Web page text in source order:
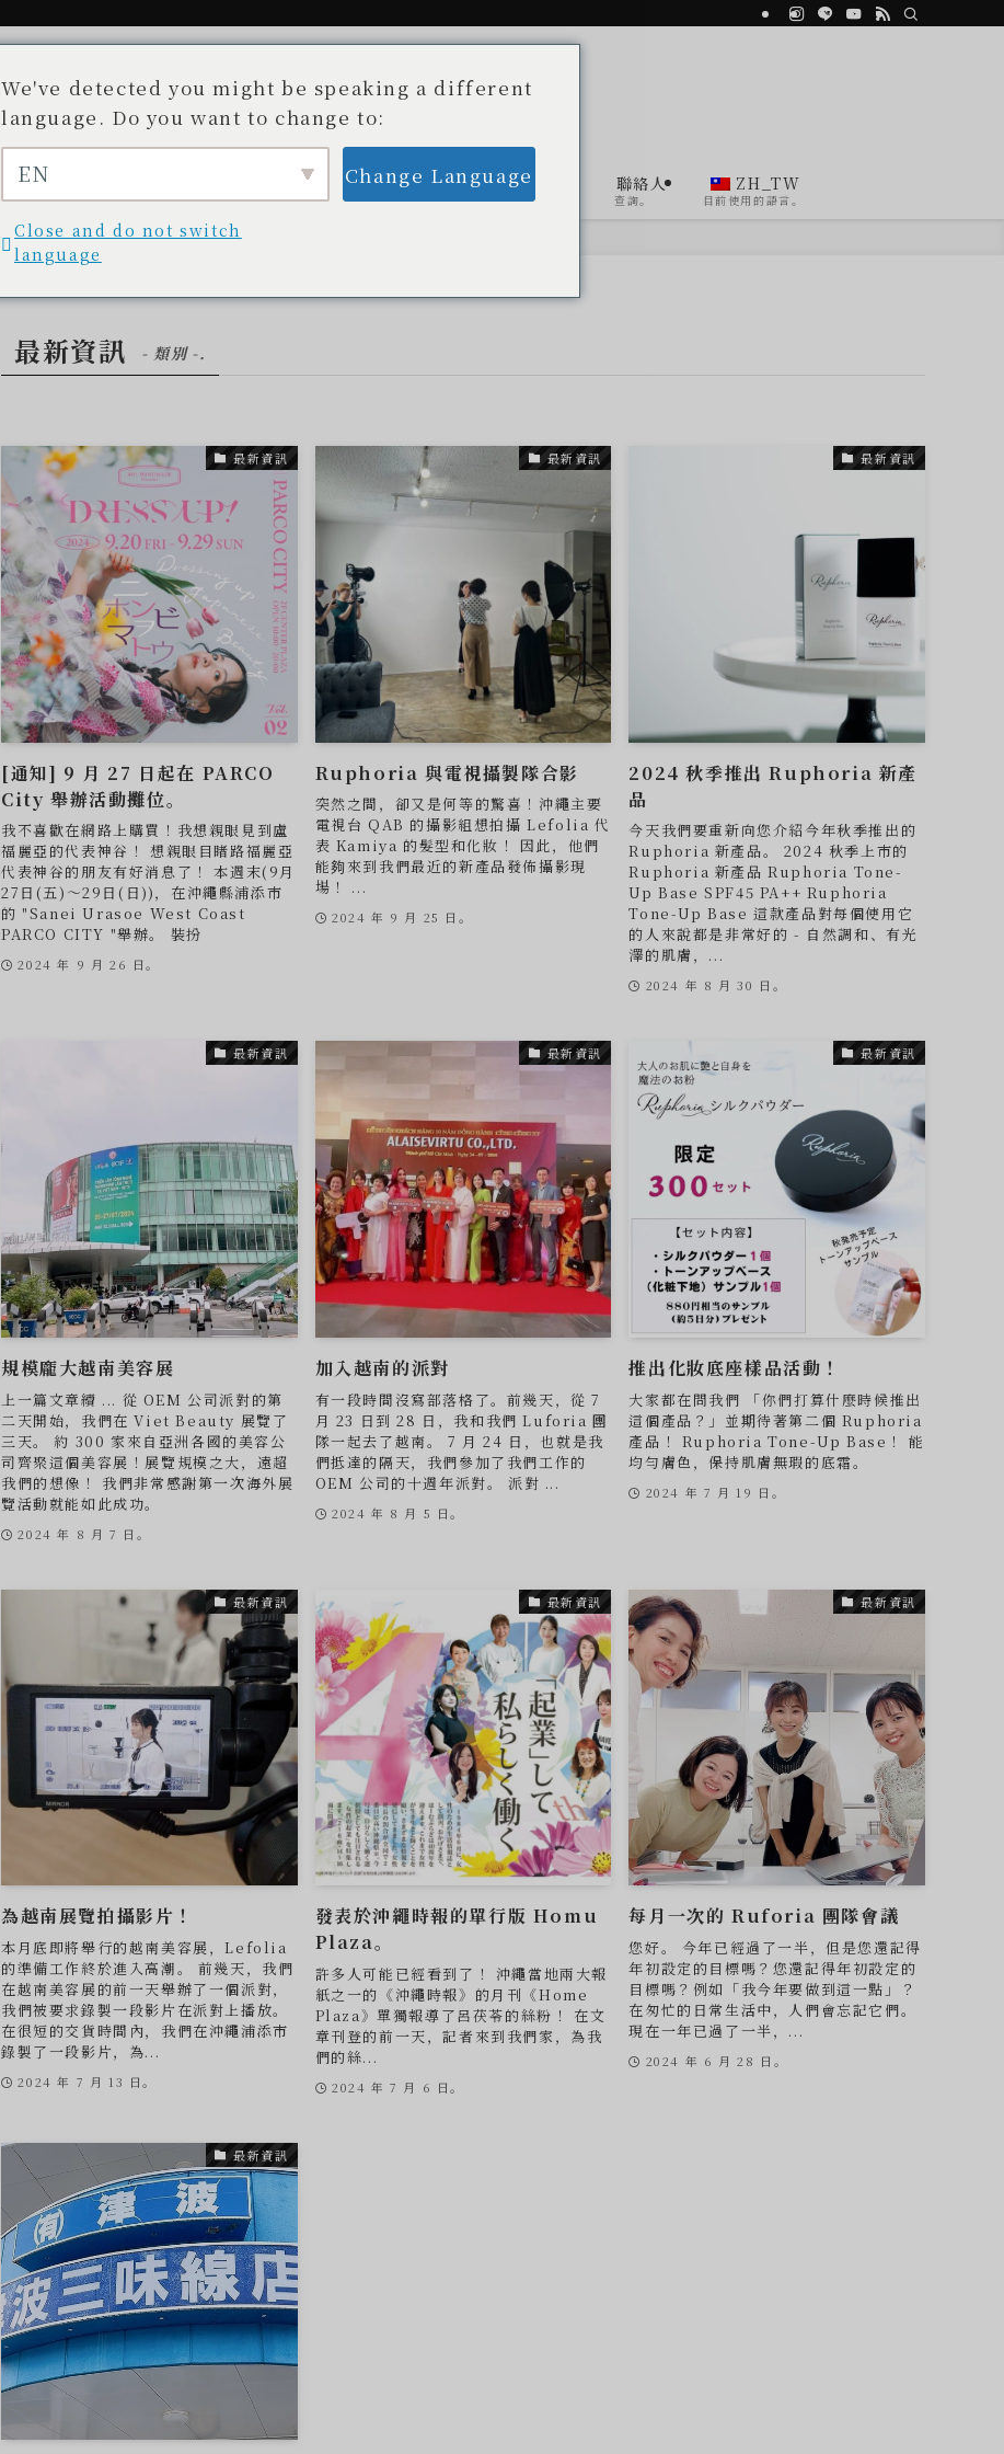
不為人知的開發故事 商店清單
部落格/新聞
部落格/更新
Beauty Agent
美容顧問
聯絡人
查詢。
ZH_TW
目前使用的語言。
最新資訊 - 類別 -.
最新資訊
[通知] 9 月 27 日起在 PARCO
City 舉辦活動攤位。
我不喜歡在網路上購買！我想親眼見到盧
福麗亞的代表神谷！ 想親眼目睹路福麗亞
代表神谷的朋友有好消息了！ 本週末(9月
27日(五)～29日(日))，在沖繩縣浦添市
的 "Sanei Urasoe West Coast
PARCO CITY "舉辦。 裝扮
2024 年 9 月 26 日。
最新資訊
Ruphoria 與電視攝製隊合影
突然之間，卻又是何等的驚喜！沖繩主要
電視台 QAB 的攝影組想拍攝 Lefolia 代
表 Kamiya 的髮型和化妝！ 因此，他們
能夠來到我們最近的新產品發佈攝影現
場！ ...
2024 年 9 月 25 日。
最新資訊
2024 秋季推出 Ruphoria 新產
品
今天我們要重新向您介紹今年秋季推出的
Ruphoria 新產品。 2024 秋季上市的
Ruphoria 新產品 Ruphoria Tone-
Up Base SPF45 PA++ Ruphoria
Tone-Up Base 這款產品對每個使用它
的人來說都是非常好的 - 自然調和、有光
澤的肌膚，...
2024 年 8 月 30 日。
最新資訊
規模龐大越南美容展
上一篇文章續 ... 從 OEM 公司派對的第
二天開始，我們在 Viet Beauty 展覽了
三天。 約 300 家來自亞洲各國的美容公
司齊聚這個美容展！展覽規模之大，遠超
我們的想像！ 我們非常感謝第一次海外展
覽活動就能如此成功。
2024 年 8 月 7 日。
最新資訊
加入越南的派對
有一段時間沒寫部落格了。前幾天，從 7
月 23 日到 28 日，我和我們 Luforia 團
隊一起去了越南。 7 月 24 日，也就是我
們抵達的隔天，我們參加了我們工作的
OEM 公司的十週年派對。 派對 ...
2024 年 8 月 5 日。
最新資訊
推出化妝底座樣品活動！
大家都在問我們 「你們打算什麼時候推出
這個產品？」並期待著第二個 Ruphoria
產品！ Ruphoria Tone-Up Base！ 能
均勻膚色，保持肌膚無瑕的底霜。
2024 年 7 月 19 日。
最新資訊
為越南展覽拍攝影片！
本月底即將舉行的越南美容展，Lefolia
的準備工作終於進入高潮。 前幾天，我們
在越南美容展的前一天舉辦了一個派對，
我們被要求錄製一段影片在派對上播放。
在很短的交貨時間內，我們在沖繩浦添市
錄製了一段影片，為...
2024 年 7 月 13 日。
最新資訊
發表於沖繩時報的單行版 Homu
Plaza。
許多人可能已經看到了！ 沖繩當地兩大報
紙之一的《沖繩時報》的月刊《Home
Plaza》單獨報導了呂茯苓的絲粉！ 在文
章刊登的前一天，記者來到我們家，為我
們的絲...
2024 年 7 月 6 日。
最新資訊
每月一次的 Ruforia 團隊會議
您好。 今年已經過了一半，但是您還記得
年初設定的目標嗎？您還記得年初設定的
目標嗎？例如「我今年要做到這一點」？
在匆忙的日常生活中，人們會忘記它們。
現在一年已過了一半，...
2024 年 6 月 28 日。
最新資訊
We've detected you might be speaking a different
language. Do you want to change to:
EN Change Language
Close and do not switch
language